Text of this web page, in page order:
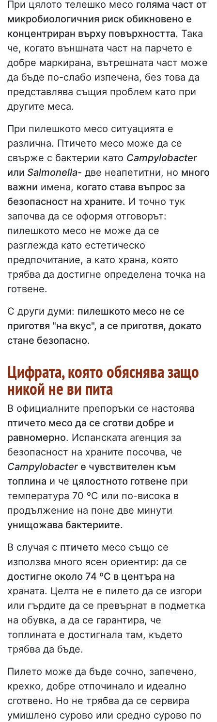
При цялото телешко месо голяма част от
микробиологичния риск обикновено е
концентриран върху повърхността. Така
че, когато външната част на парчето е
добре маркирана, вътрешната част може
да бъде по-слабо изпечена, без това да
представлява същия проблем като при
другите меса.
При пилешкото месо ситуацията е
различна. Птичето месо може да се
свърже с бактерии като Campylobacter
или Salmonella- две неапетитни, но много
важни имена, когато става въпрос за
безопасност на храните. И точно тук
започва да се оформя отговорът:
пилешкото месо не може да се
разглежда като естетическо
предпочитание, а като храна, която
трябва да достигне определена точка на
готвене.
С други думи: пилешкото месо не се
приготвя "на вкус", а се приготвя, докато
стане безопасно.
Цифрата, която обяснява защо
никой не ви пита
В официалните препоръки се настоява
птичето месо да се сготви добре и
равномерно. Испанската агенция за
безопасност на храните посочва, че
Campylobacter е чувствителен към
топлина и че цялостното готвене при
температура 70 ºC или по-висока в
продължение на поне две минути
унищожава бактериите.
В случая с птичето месо също се
използва много ясен ориентир: да се
достигне около 74 ºC в центъра на
храната. Целта не е пилето да се изгори
или гърдите да се превърнат в подметка
на обувка, а да се гарантира, че
топлината е достигнала там, където
трябва да бъде.
Пилето може да бъде сочно, запечено,
крехко, добре отпочинало и идеално
сготвено. Но не трябва да се сервира
умишлено сурово или средно сурово по